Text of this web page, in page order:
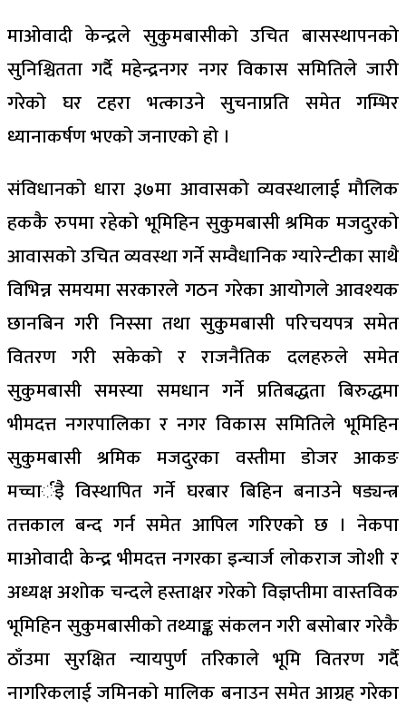
माओवादी केन्द्रले सुकुमबासीको उचित बासस्थापनको
सुनिश्चितता गर्दै महेन्द्रनगर नगर विकास समितिले जारी
गरेको घर टहरा भत्काउने सुचनाप्रति समेत गम्भिर
ध्यानाकर्षण भएको जनाएको हो ।
संविधानको धारा ३७मा आवासको व्यवस्थालाई मौलिक
हककै रुपमा रहेको भूमिहिन सुकुमबासी श्रमिक मजदुरको
आवासको उचित व्यवस्था गर्ने सम्वैधानिक ग्यारेन्टीका साथै
विभिन्न समयमा सरकारले गठन गरेका आयोगले आवश्यक
छानबिन गरी निस्सा तथा सुकुमबासी परिचयपत्र समेत
वितरण गरी सकेको र राजनैतिक दलहरुले समेत
सुकुमबासी समस्या समधान गर्ने प्रतिबद्धता बिरुद्धमा
भीमदत्त नगरपालिका र नगर विकास समितिले भूमिहिन
सुकुमबासी श्रमिक मजदुरका वस्तीमा डोजर आकङ
मच्चार्इै विस्थापित गर्ने घरबार बिहिन बनाउने षड्यन्त्र
तत्तकाल बन्द गर्न समेत आपिल गरिएको छ । नेकपा
माअ‍ोवादी केन्द्र भीमदत्त नगरका इन्चार्ज लोकराज जोशी र
अध्यक्ष अशोक चन्दले हस्ताक्षर गरेको विज्ञप्तीमा वास्तविक
भूमिहिन सुकुमबासीको तथ्याङ्क संकलन गरी बसोबार गरेकै
ठाँउमा सुरक्षित न्यायपुर्ण तरिकाले भूमि वितरण गर्दै
नागरिकलाई जमिनको मालिक बनाउन समेत आग्रह गरेका